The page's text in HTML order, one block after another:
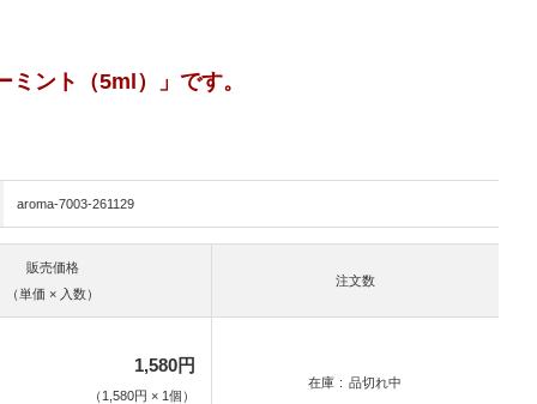
ント（5ml）」です。
aroma-7003-261129
販売価格
（単価 × 入数）
注文数
1,580円
（ 1,580円 × 1個 ）
在庫 品切れ中